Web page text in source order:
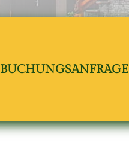
BUCHUNGSANFRAGE